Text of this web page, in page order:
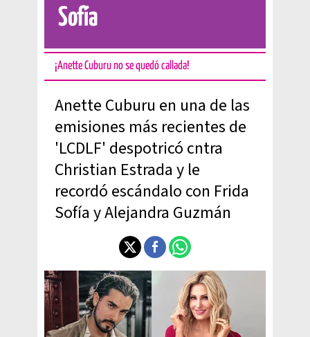
Sofía
¡Anette Cuburu no se quedó callada!
Anette Cuburu en una de las
emisiones más recientes de
'LCDLF' despotricó cntra
Christian Estrada y le
recordó escándalo con Frida
Sofía y Alejandra Guzmán